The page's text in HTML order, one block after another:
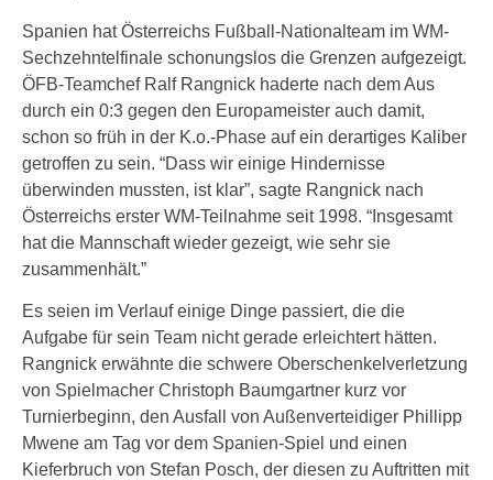
Spanien hat Österreichs Fußball-Nationalteam im WM-
Sechzehntelfinale schonungslos die Grenzen aufgezeigt.
ÖFB-Teamchef Ralf Rangnick haderte nach dem Aus
durch ein 0:3 gegen den Europameister auch damit,
schon so früh in der K.o.-Phase auf ein derartiges Kaliber
getroffen zu sein. “Dass wir einige Hindernisse
überwinden mussten, ist klar”, sagte Rangnick nach
Österreichs erster WM-Teilnahme seit 1998. “Insgesamt
hat die Mannschaft wieder gezeigt, wie sehr sie
zusammenhält.”
Es seien im Verlauf einige Dinge passiert, die die
Aufgabe für sein Team nicht gerade erleichtert hätten.
Rangnick erwähnte die schwere Oberschenkelverletzung
von Spielmacher Christoph Baumgartner kurz vor
Turnierbeginn, den Ausfall von Außenverteidiger Phillipp
Mwene am Tag vor dem Spanien-Spiel und einen
Kieferbruch von Stefan Posch, der diesen zu Auftritten mit